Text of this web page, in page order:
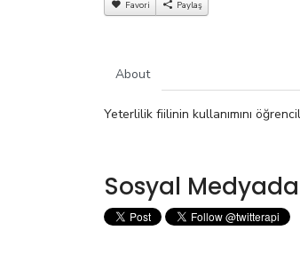
Favori Paylaş
About
Yeterlilik fiilinin kullanımını
Sosyal